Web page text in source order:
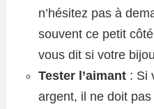
n’hésitez pas à
souvent ce petit
vous dit si votre
Tester l’aimant : Si
argent, il ne doit